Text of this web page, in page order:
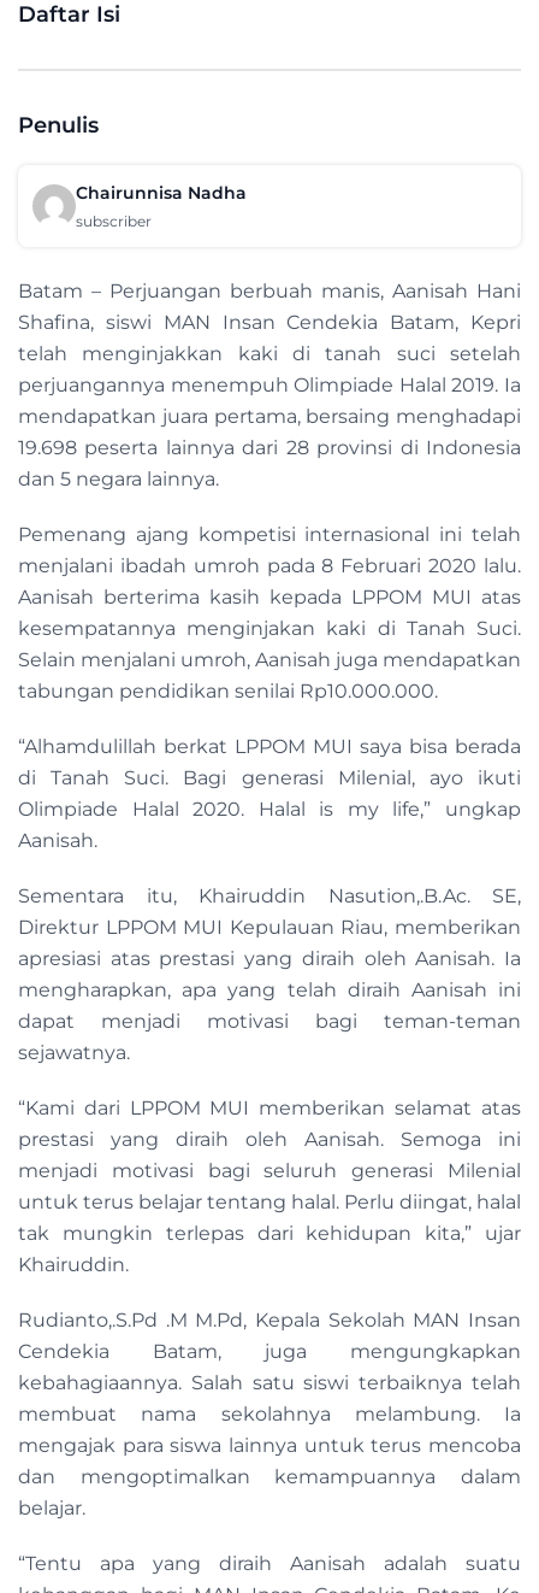
Daftar Isi
Penulis
Chairunnisa Nadha
subscriber
Batam – Perjuangan berbuah manis, Aanisah Hani
Shafina, siswi MAN Insan Cendekia Batam, Kepri
telah menginjakkan kaki di tanah suci setelah
perjuangannya menempuh Olimpiade Halal 2019. Ia
mendapatkan juara pertama, bersaing menghadapi
19.698 peserta lainnya dari 28 provinsi di Indonesia
dan 5 negara lainnya.
Pemenang ajang kompetisi internasional ini telah
menjalani ibadah umroh pada 8 Februari 2020 lalu.
Aanisah berterima kasih kepada LPPOM MUI atas
kesempatannya menginjakan kaki di Tanah Suci.
Selain menjalani umroh, Aanisah juga mendapatkan
tabungan pendidikan senilai Rp10.000.000.
“Alhamdulillah berkat LPPOM MUI saya bisa berada
di Tanah Suci. Bagi generasi Milenial, ayo ikuti
Olimpiade Halal 2020. Halal is my life,” ungkap
Aanisah.
Sementara itu, Khairuddin Nasution,.B.Ac. SE,
Direktur LPPOM MUI Kepulauan Riau, memberikan
apresiasi atas prestasi yang diraih oleh Aanisah. Ia
mengharapkan, apa yang telah diraih Aanisah ini
dapat menjadi motivasi bagi teman-teman
sejawatnya.
“Kami dari LPPOM MUI memberikan selamat atas
prestasi yang diraih oleh Aanisah. Semoga ini
menjadi motivasi bagi seluruh generasi Milenial
untuk terus belajar tentang halal. Perlu diingat, halal
tak mungkin terlepas dari kehidupan kita,” ujar
Khairuddin.
Rudianto,.S.Pd .M M.Pd, Kepala Sekolah MAN Insan
Cendekia Batam, juga mengungkapkan
kebahagiaannya. Salah satu siswi terbaiknya telah
membuat nama sekolahnya melambung. Ia
mengajak para siswa lainnya untuk terus mencoba
dan mengoptimalkan kemampuannya dalam
belajar.
“Tentu apa yang diraih Aanisah adalah suatu